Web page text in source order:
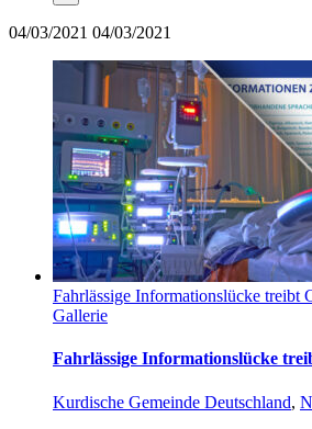
04/03/2021 04/03/2021
Fahrlässige Informationslücke treibt
Gallerie
Fahrlässige Informationslücke
Kurdische Gemeinde Deutschland,